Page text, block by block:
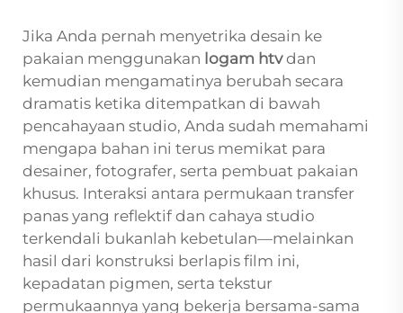
Jika Anda pernah menyetrika desain ke
pakaian menggunakan logam htvdan
kemudian mengamatinya berubah secara
dramatis ketika ditempatkan di bawah
pencahayaan studio, Anda sudah memahami
mengapa bahan ini terus memikat para
desainer, fotografer, serta pembuat pakaian
khusus. Interaksi antara permukaan transfer
panas yang reflektif dan cahaya studio
terkendali bukanlah kebetulan—melainkan
hasil dari konstruksi berlapis film ini,
kepadatan pigmen, serta tekstur
permukaannya yang bekerja bersama-sama